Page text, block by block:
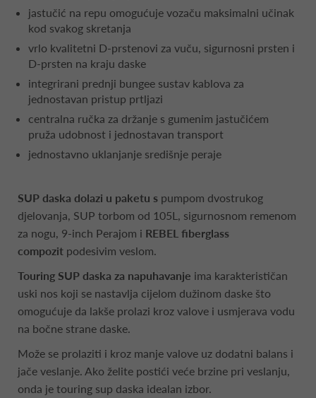
jastučić na repu omogućuje vozaču maksimalni učinak
kod svakog skretanja
vrlo kvalitetni D-prstenovi za vuču, sigurnosni prsten i
D-prsten na kraju daske
integrirani prednji bungee sustav kablova za
jednostavan pristup prtljazi
centralna ručka za držanje s gumenim jastučićem
pruža udobnost i jednostavan transport
jednostavno uklanjanje središnje peraje
SUP daska dolazi u paketu s pumpom dvostrukog
djelovanja, SUP torbom od 105L, sigurnosnom remenom
za nogu, 9-inch Perajom i REBEL fiberglass
compozit podesivim veslom.
Touring SUP daska za napuhavanje ima karakterističan
uski nos koji se nastavlja cijelom dužinom daske što
omogućuje da lakše prolazi kroz valove i usmjerava vodu
na bočne strane daske.
Može se prolaziti i kroz manje valove uz dodatni balans i
jače veslanje. Ako želite postići veće brzine pri veslanju,
onda je touring sup daska idealan izbor.